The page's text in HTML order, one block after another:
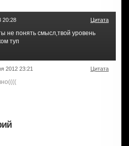
20:28 Цитата
не понять смысл,твой уровень
туп
2012 23:21 Цитата